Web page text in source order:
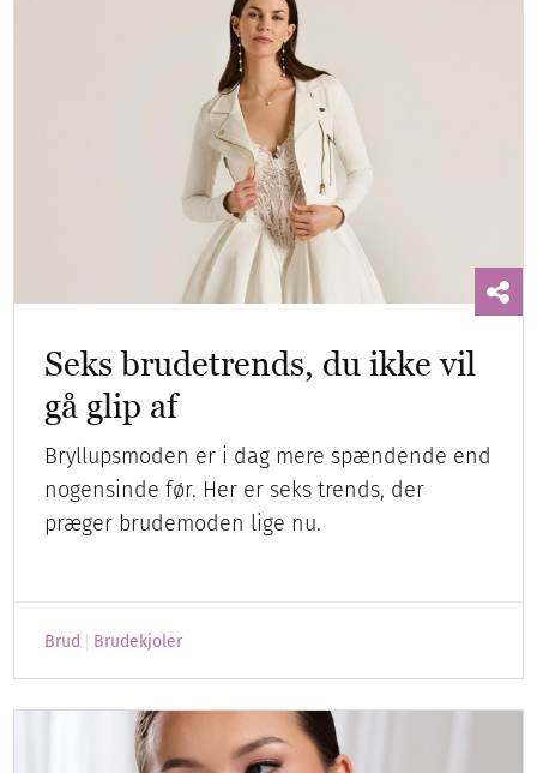
Seks brudetrends, du ikke vil
gå glip af
Bryllupsmoden er i dag mere spændende end
nogensinde før. Her er seks trends, der
præger brudemoden lige nu.
Brud Brudekjoler